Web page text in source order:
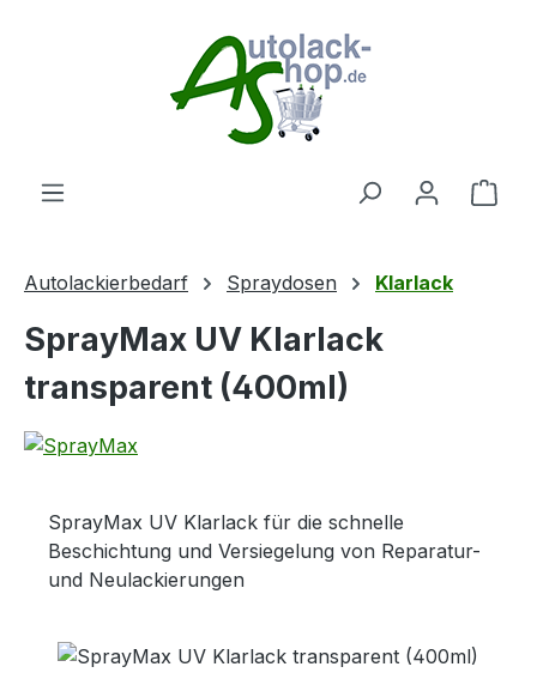
Autolackierbedarf Spraydosen Klarlack
SprayMax UV Klarlack
transparent (400ml)
SprayMax UV Klarlack für die schnelle
Beschichtung und Versiegelung von Reparatur-
und Neulackierungen
Bildergalerie überspringen